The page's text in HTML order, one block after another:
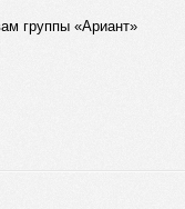
группы «Ариант»